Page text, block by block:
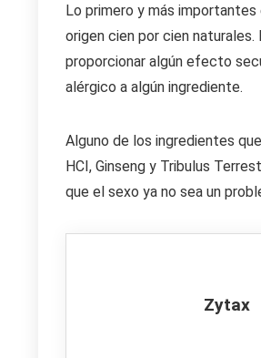
Lo primero y más
origen cien por cien
proporcionar algún efecto
alérgico a algún ingrediente.
Alguno de los ingredientes
HCI, Ginseng y Tribulus
que el sexo ya no sea un
Zytax